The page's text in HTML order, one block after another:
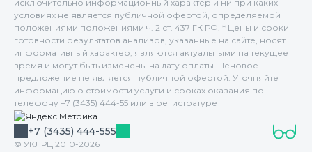
исключительно информационный характер и ни при каких
условиях не является публичной офертой, определяемой
положениями положениями ч. 2 ст. 437 ГК РФ. * Цены и сроки
готовности результатов анализов, указанные на сайте, носят
информативный характер, являются актуальными на текущее
время и могут быть изменены на дату оплаты. Ценовое
предложение не является публичной офертой. Уточняйте
информацию о стоимости услуги и сроках оказания по
телефону +7 (3435) 444-55 или в регистратуре
+7 (3435) 444-555
© УКЛРЦ 2010-2026